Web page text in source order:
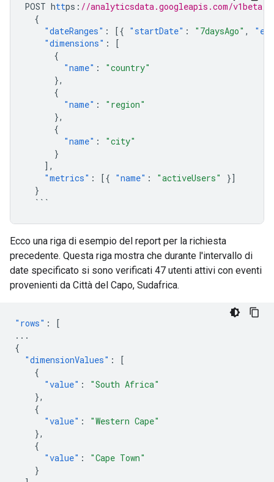
POST https : //analyticsdata.googleapis.com/v1beta/
{
"dateRanges" : [{ "startDate" : "7daysAgo" ,
"dimensions" :
[
{
"name" :
"country"
},
{
"name" :
"region"
},
{
"name" :
"city"
}
],
"metrics" : [{ "name" : "activeUsers"
}]
}
```
Ecco una riga di esempio del report per la richiesta
precedente. Questa riga mostra che durante l'intervallo di
date specificato si sono verificati 47 utenti attivi con eventi
provenienti da Città del Capo, Sudafrica.
"rows" :
[
...
{
"dimensionValues" :
[
{
"value" :
"South Africa"
},
{
"value" :
"Western Cape"
},
{
"value" :
"Cape Town"
}